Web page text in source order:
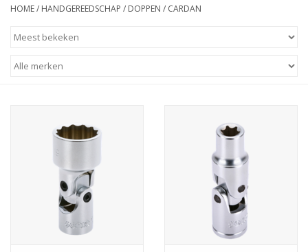
Opbergsystemen
Starten & laden
Diagnose & meten
Handgereedschap
HOME/ HANDGEREEDSCHAP / DOPPEN / CARDAN